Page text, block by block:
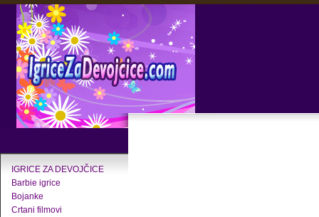
IGRICE ZA DEVOJČICE
Barbie igrice
Bojanke
Crtani filmovi